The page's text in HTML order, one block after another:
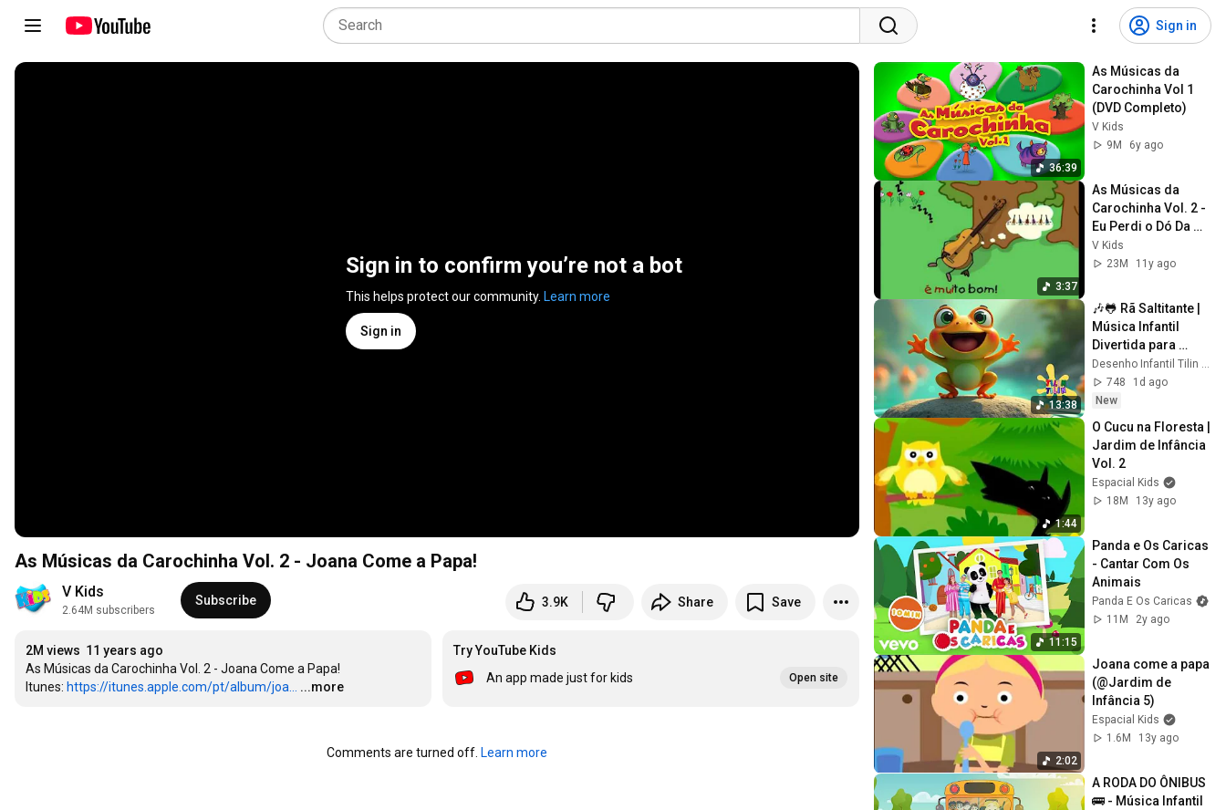
Sign in
Sign in to confirm you’re not a bot
This helps protect our community. Learn more
Sign in
As Músicas da Carochinha Vol. 2 - Joana Come a Papa!
V Kids
2.64M subscribers
Subscribe 3.9K Share Save
2M views 11 years ago
As Músicas da Carochinha Vol. 2 - Joana Come a Papa!
Itunes: https://itunes.apple.com/pt/album/joa... ...more
Try YouTube Kids
An app made just for kids
Open site
Comments are turned off. Learn more
36:39
As Músicas da
Carochinha Vol 1
(DVD Completo)
V Kids
9M
6y ago
3:37
As Músicas da
Carochinha Vol. 2 -
Eu Perdi o Dó Da
Minha Viola
V Kids
23M
11y ago
13:38
🎶🐸 Rã Saltitante |
Música Infantil
Divertida para
Crianças 🌈💦
Desenho Infantil Tilin Tilin Português
748
1d ago
New
1:44
O Cucu na Floresta |
Jardim de Infância
Vol. 2
Espacial Kids
18M
13y ago
11:15
Panda e Os Caricas
- Cantar Com Os
Animais
Panda E Os Caricas
11M
2y ago
2:02
Joana come a papa
(@Jardim de
Infância 5)
Espacial Kids
1.6M
13y ago
A RODA DO ÔNIBUS
🚌 - Música Infantil